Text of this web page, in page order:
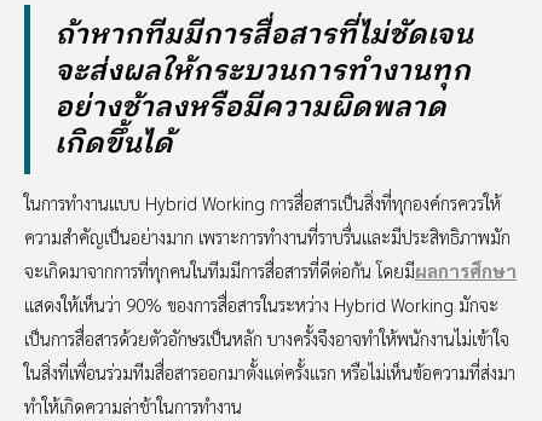
ถ้าหากทีมมีการสื่อสารที่ไม่ชัดเจน
จะส่งผลให้กระบวนการทำงานทุก
อย่างช้าลงหรือมีความผิดพลาด
เกิดขึ้นได้
ในการทำงานแบบ Hybrid Working การสื่อสารเป็นสิ่งที่ทุกองค์กรควรให้
ความสำคัญเป็นอย่างมาก เพราะการทำงานที่ราบรื่นและมีประสิทธิภาพมัก
จะเกิดมาจากการที่ทุกคนในทีมมีการสื่อสารที่ดีต่อกัน โดยมีผลการศึกษา
แสดงให้เห็นว่า 90% ของการสื่อสารในระหว่าง Hybrid Working มักจะ
เป็นการสื่อสารด้วยตัวอักษรเป็นหลัก บางครั้งจึงอาจทำให้พนักงานไม่เข้าใจ
ในสิ่งที่เพื่อนร่วมทีมสื่อสารออกมาตั้งแต่ครั้งแรก หรือไม่เห็นข้อความที่ส่งมา
ทำให้เกิดความล่าช้าในการทำงาน